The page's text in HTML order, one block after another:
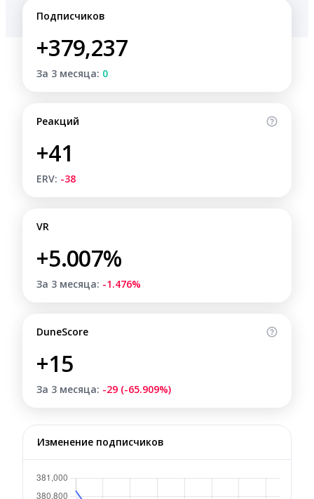
Подписчиков
+379,237
За 3 месяца: 0
Реакций
+41
ERV: -38
VR
+5.007%
За 3 месяца: -1.476%
DuneScore
+15
За 3 месяца: -29 (-65.909%)
Изменение подписчиков